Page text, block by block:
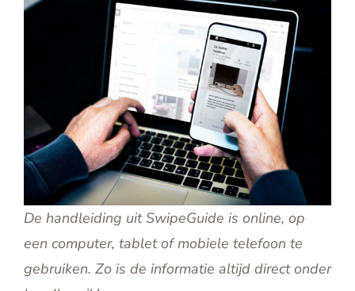
De handleiding uit SwipeGuide is online, op
een computer, tablet of mobiele telefoon te
gebruiken. Zo is de informatie altijd direct onder